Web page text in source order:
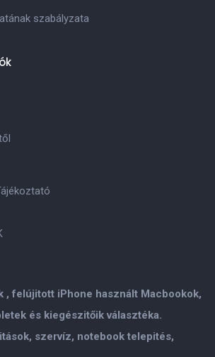
, felújitott iPhone használt Macbookok,
és kiegészitőik választéka.
szervíz, notebook telepités,
szabályzata